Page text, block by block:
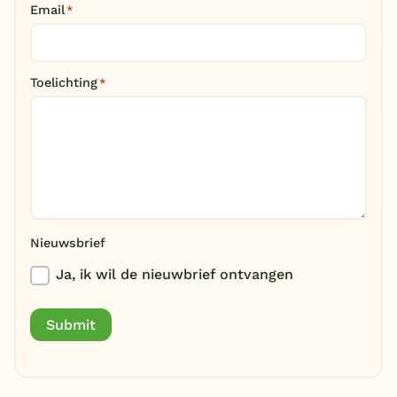
Email*
Toelichting*
Nieuwsbrief
Ja, ik wil de nieuwbrief ontvangen
Submit